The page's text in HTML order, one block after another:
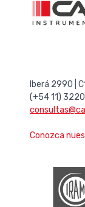
Iberá 2990 |
(+54 11)
Conozca